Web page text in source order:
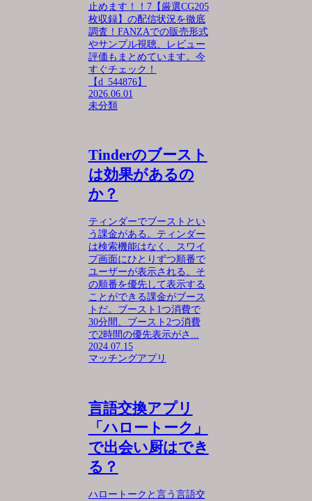
止めます！！7【厳選CG205
枚収録】の配信状況を徹底
調査！FANZAでの販売形式
やサンプル視聴、レビュー
評価もまとめています。今
すぐチェック！
【d_544876】
2026.06.01
未分類
Tinderのブースト
は効果があるの
か？
ティンダーでブーストとい
う課金がある。ティンダー
は検索機能はなく、スワイ
プ画面にひとりずつ順番で
ユーザーが表示される。そ
の順番を優先して表示する
ことができる課金がブース
トだ。ブースト1つ消費で
30分間、ブースト2つ消費
で2時間の優先表示がさ...
2024.07.15
マッチングアプリ
言語交換アプリ
「ハロートーク」
で出会い厨はでき
る？
ハロートークと言う言語交